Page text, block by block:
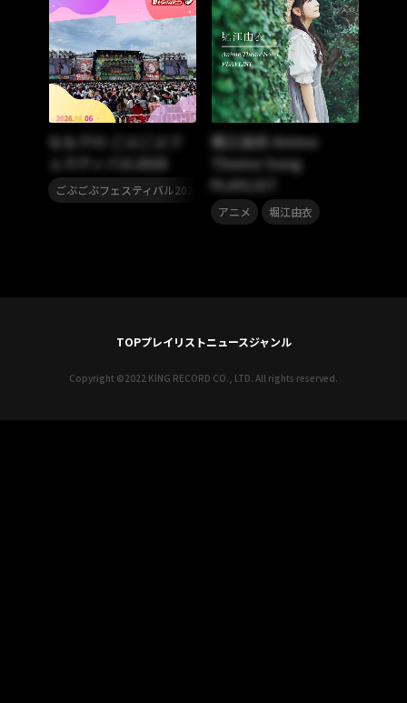
ももクロ ごぶごぶフ
ェスティバル2026
ごぶごぶフェスティバル2026 ももいろクローバーZ
堀江由衣 Anime
Theme Song
PLAYLIST
アニメ 堀江由衣
TOPプレイリストニュースジャンル
Copyright ©2022 KING RECORD CO., LTD. All rights reserved.